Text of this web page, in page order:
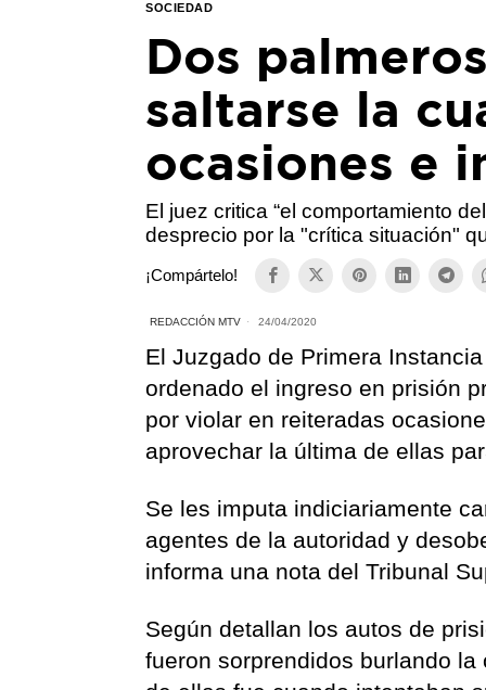
SOCIEDAD
Dos
saltarse la
ocasiones e
El juez critica “el comportamiento
desprecio por la "crítica situación"
¡Compártelo!
REDACCIÓN MTV 24/04/2020
El Juzgado de Primera
ordenado el ingreso en prisión
por violar en reiteradas
aprovechar la última de ellas
Se les imputa indiciariamente
agentes de la autoridad y
informa una nota del Tribunal
Según detallan los autos de
fueron sorprendidos burlando